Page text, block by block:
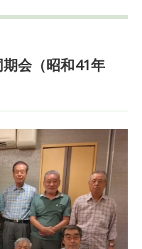
会（昭和41年